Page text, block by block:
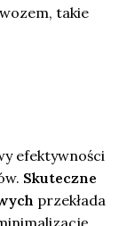
takie
efektywności
Skuteczne
przekłada